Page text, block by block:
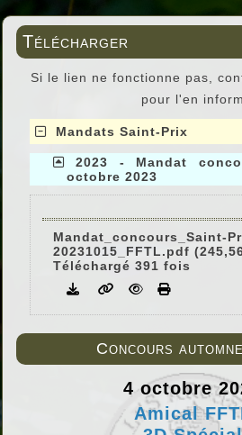
Concours
4 octobre
Amical
Télécharger
Si le lien ne fonctionne pas,
pour l'en
Mandats Saint-Prix
2023 - Mandat
octobre 2023
Mandat_concours_Saint-
20231015_FFTL.pdf
Téléchargé 391 fois